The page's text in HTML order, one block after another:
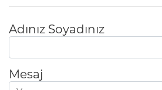
Adınız Soyadınız
Mesaj